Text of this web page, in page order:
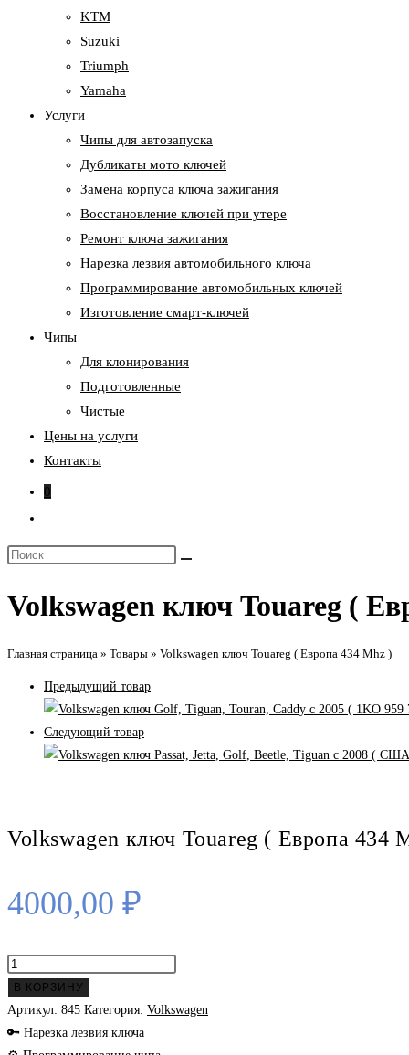
KTM
Suzuki
Triumph
Yamaha
Услуги
Чипы для автозапуска
Дубликаты мото ключей
Замена корпуса ключа зажигания
Восстановление ключей при утере
Ремонт ключа зажигания
Нарезка лезвия автомобильного ключа
Программирование автомобильных ключей
Изготовление смарт-ключей
Чипы
Для клонирования
Подготовленные
Чистые
Цены на услуги
Контакты
0
по
сайту
Поиск
сайте
Volkswagen ключ Touareg (
Главная страница » Товары » Volkswagen ключ Touareg ( Европа 434 Mhz )
Предыдущий товар
Следующий товар
Volkswagen ключ Touareg ( Европа 434
4000,00 ₽
Количество
товара
Volkswagen
ключ
В КОРЗИНУ
Артикул: 845 Категория: Volkswagen
🔑 Нарезка лезвия ключа